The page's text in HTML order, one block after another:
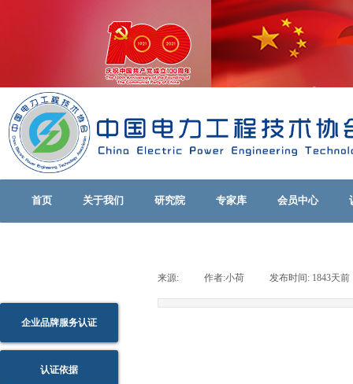
首页 关于我们 研究院 专家库 会员中心
来源: 作者:小荷 发布时间: 1843天前
企业品牌服务认证
认证依据